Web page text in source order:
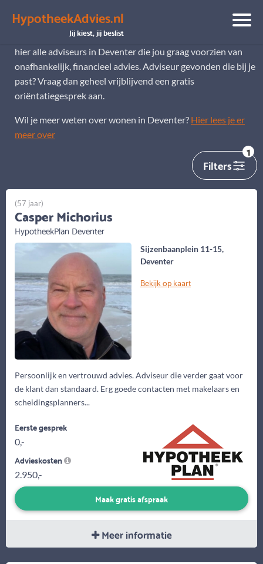
HypotheekAdvies.nl
Jij kiest, jij beslist
Hypotheekadviseur Deventer
Op zoek naar een hypotheekadviseur in Deventer? Je ziet
hier alle adviseurs in Deventer die jou graag voorzien van
onafhankelijk, financieel advies. Adviseur gevonden die bij je
past? Vraag dan geheel vrijblijvend een gratis
oriëntatiegesprek aan.
Wil je meer weten over wonen in Deventer? Hier lees je er
meer over
Filters
1
Sijzenbaanplein 11-15,
Deventer
Bekijk op kaart
Persoonlijk en vertrouwd advies. Adviseur die verder gaat voor
de klant dan standaard. Erg goede contacten met makelaars en
scheidingsplanners...
(57 jaar)
Casper Michorius
HypotheekPlan Deventer
Eerste gesprek
0,-
Advieskosten
2.950,-
Maak gratis afspraak
Meer informatie